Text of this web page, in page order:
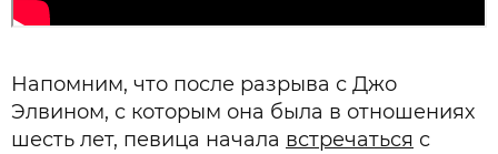
Напомним, что после разрыва с Джо
Элвином, с которым она была в отношениях
шесть лет, певица начала встречаться с